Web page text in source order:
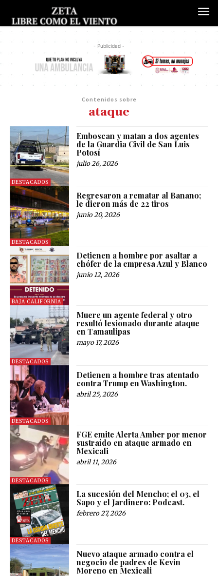
- Publicidad -
Contenidos sobre
ataque
DESTACADOS
Emboscan y matan a dos agentes
de la Guardia Civil de San Luis
Potosí
julio 26, 2026
DESTACADOS
Regresaron a rematar al Banano;
le dieron más de 22 tiros
junio 20, 2026
BAJA CALIFORNIA
Detienen a hombre por asaltar a
chófer de la empresa Azul y Blanco
junio 12, 2026
DESTACADOS
Muere un agente federal y otro
resultó lesionado durante ataque
en Tamaulipas
mayo 17, 2026
DESTACADOS
Detienen a hombre tras atentado
contra Trump en Washington.
abril 25, 2026
DESTACADOS
FGE emite Alerta Amber por menor
sustraído en ataque armado en
Mexicali
abril 11, 2026
DESTACADOS
La sucesión del Mencho; el 03, el
Sapo y el Jardinero: Podcast.
febrero 27, 2026
Nuevo ataque armado contra el
negocio de padres de Kevin
Moreno en Mexicali